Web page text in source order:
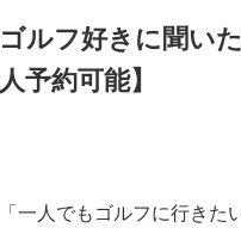
ゴルフ好きに聞い
人予約可能】
「一人でもゴルフに行きた